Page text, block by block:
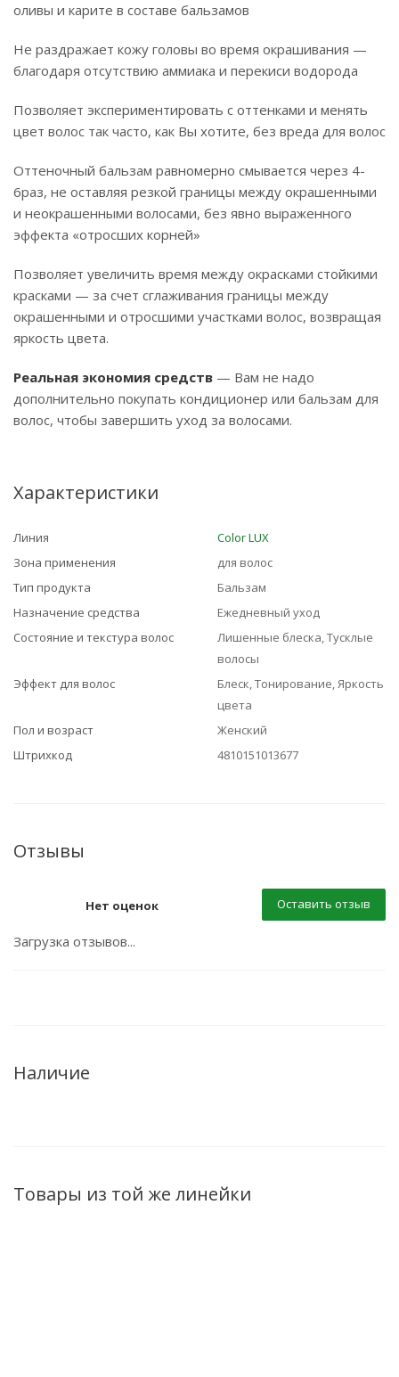
оливы и карите в составе бальзамов
Не раздражает кожу головы во время окрашивания —
благодаря отсутствию аммиака и перекиси водорода
Позволяет экспериментировать с оттенками и менять
цвет волос так часто, как Вы хотите, без вреда для волос
Оттеночный бальзам равномерно смывается через 4-
6раз, не оставляя резкой границы между окрашенными
и неокрашенными волосами, без явно выраженного
эффекта «отросших корней»
Позволяет увеличить время между окрасками стойкими
красками — за счет сглаживания границы между
окрашенными и отросшими участками волос, возвращая
яркость цвета.
Реальная экономия средств — Вам не надо
дополнительно покупать кондиционер или бальзам для
волос, чтобы завершить уход за волосами.
Характеристики
Линия
Color LUX
Зона применения
для волос
Тип продукта
Бальзам
Назначение средства
Ежедневный уход
Состояние и текстура волос
Лишенные блеска, Тусклые
волосы
Эффект для волос
Блеск, Тонирование, Яркость
цвета
Пол и возраст
Женский
Штрихкод
4810151013677
Отзывы
Нет оценок Оставить отзыв
Загрузка отзывов...
Наличие
Товары из той же линейки